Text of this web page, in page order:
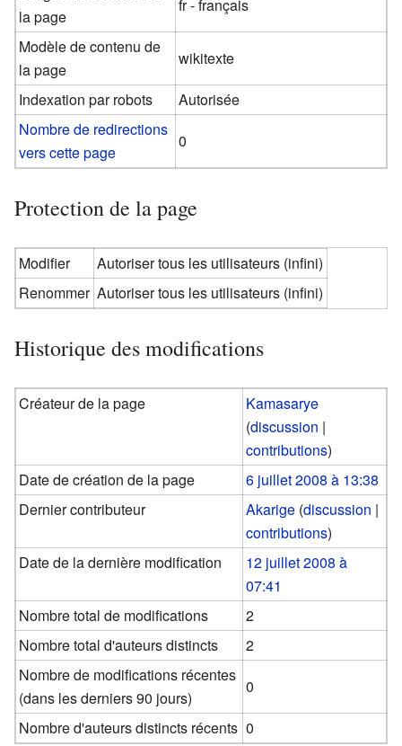
la page
fr - français
Modèle de contenu de
la page
wikitexte
Indexation par robots
Autorisée
Nombre de redirections
vers cette page
0
Protection de la page
Modifier
Autoriser tous les utilisateurs (infini)
Renommer Autoriser tous les utilisateurs (infini)
Historique des modifications
Créateur de la page
Kamasarye
(discussion |
contributions)
Date de création de la page
6 juillet 2008 à 13:38
Dernier contributeur
Akarige (discussion |
contributions)
Date de la dernière modification
12 juillet 2008 à
07:41
Nombre total de modifications
2
Nombre total d'auteurs distincts
2
Nombre de modifications récentes
(dans les derniers 90 jours)
0
Nombre d'auteurs distincts récents 0